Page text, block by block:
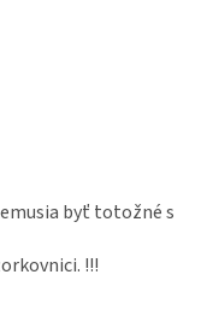
byť totožné s
!!!